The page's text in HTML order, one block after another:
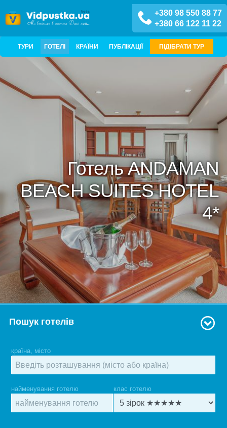
+380 98 550 88 77
+380 66 122 11 22
ТУРИ ГОТЕЛІ КРАЇНИ ПУБЛІКАЦІЇ ПІДІБРАТИ ТУР
Готель ANDAMAN
BEACH SUITES HOTEL
4*
Пошук готелів
країна, місто
найменування готелю клас готелю